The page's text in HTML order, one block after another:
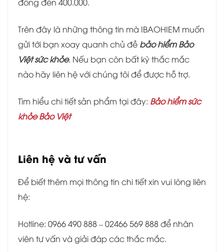
Trên đây là những thông tin mà IBAOHIEM muốn
gửi tới bạn xoay quanh chủ đề bảo hiểm Bảo
Việt sức khỏe. Nếu bạn còn bất kỳ thắc mắc
nào hãy liên hệ với chúng tôi để được hỗ trợ.
Tìm hiểu chi tiết sản phẩm tại đây: Bảo hiểm sức
khỏe Bảo Việt
Liên hệ và tư vấn
Để biết thêm mọi thông tin chi tiết xin vui lòng liên
hệ:
Hotline: 0966 490 888 – 02466 569 888 để nhân
viên tư vấn và giải đáp các thắc mắc.